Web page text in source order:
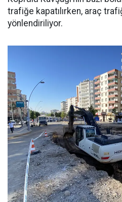
trafiğe kapatılırken, araç
yönlendiriliyor.